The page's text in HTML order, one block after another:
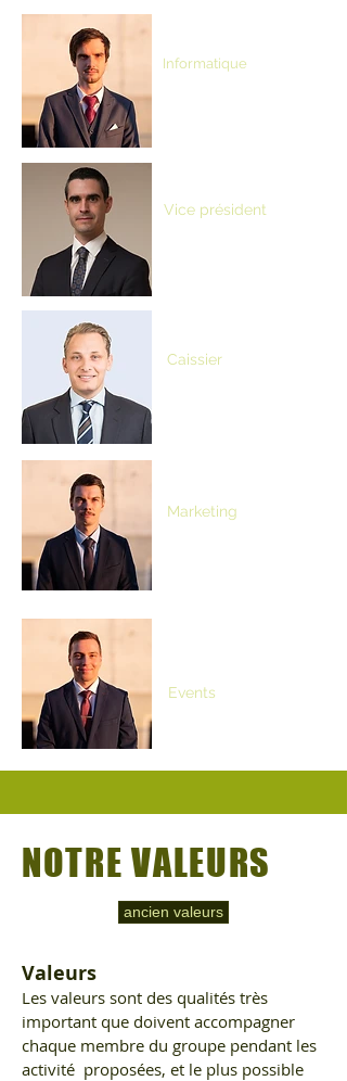
Informatique
Vice président
Caissier
Marketing
Events
NOTRE VALEURS
ancien valeurs
Valeurs
Les valeurs sont des qualités très
important que doivent accompagner
chaque membre du groupe pendant les
activité proposées, et le plus possible